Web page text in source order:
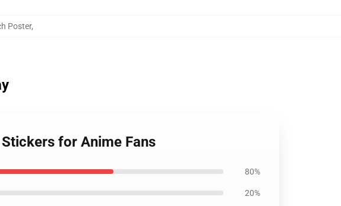
Poster,
for Anime Fans
80%
20%